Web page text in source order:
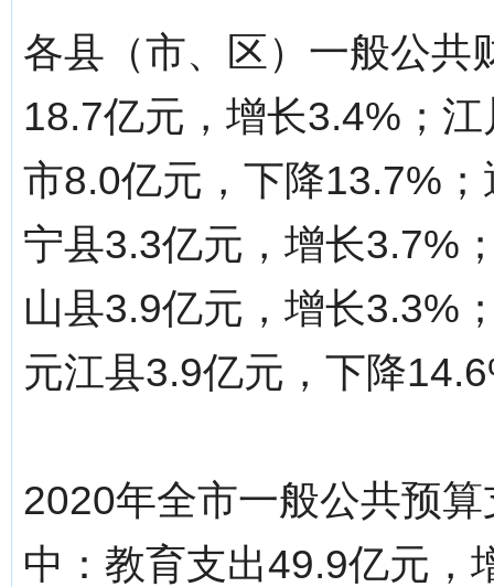
各县（市、区）一般公共
18.7亿元，增长3.4%；
市8.0亿元，下降13.7%
宁县3.3亿元，增长3.7%
山县3.9亿元，增长3.3%
元江县3.9亿元，下降
2020年全市一般公共预
中：教育支出49.9亿元，